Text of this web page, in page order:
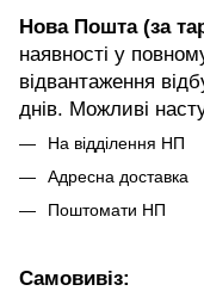
Нова Пошта (за
наявності у
відвантаження
днів. Можливі
На відділення НП
Адресна доставка
Поштомати НП
Самовивіз: